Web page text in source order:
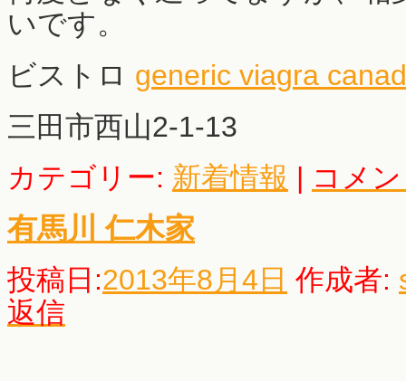
いです。
ビストロ generic viagra
三田市西山2-1-13
カテゴリー: 新着情報 | コメ
有馬川 仁木家
投稿日:2013年8月4日 作成者:
返信